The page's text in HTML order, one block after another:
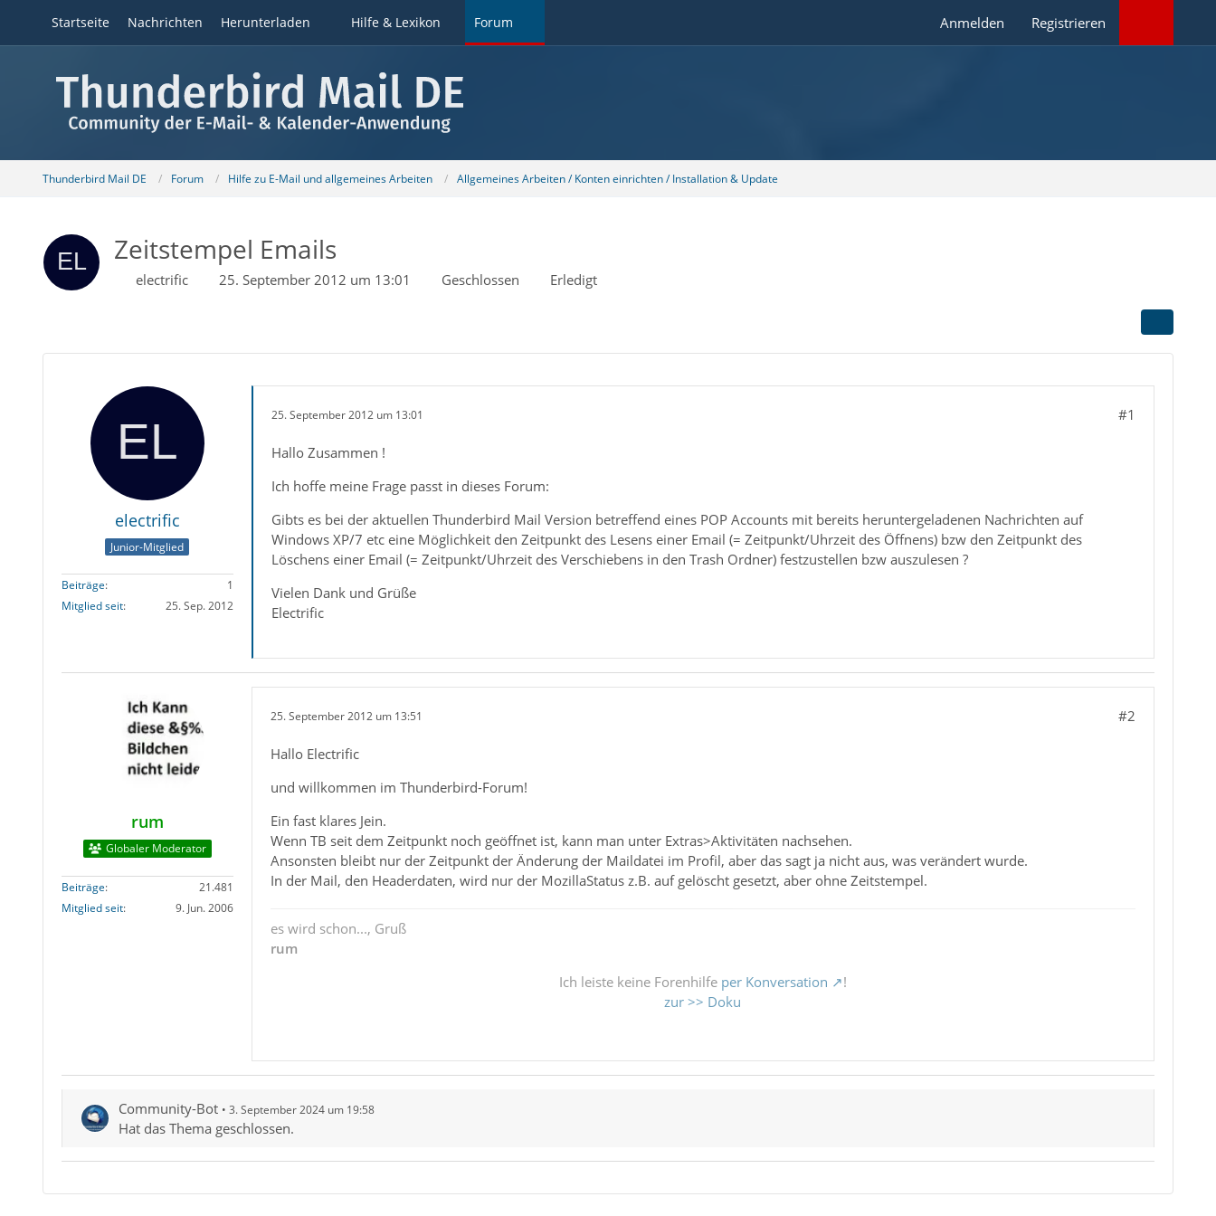
Startseite Nachrichten Herunterladen Hilfe & Lexikon Forum Anmelden Registrieren
Thunderbird Mail DE Forum Hilfe zu E-Mail und allgemeines Arbeiten Allgemeines Arbeiten / Konten einrichten / Installation & Update
Zeitstempel Emails
electrific 25. September 2012 um 13:01 Geschlossen Erledigt
electrific
Junior-Mitglied
Beiträge
1
Mitglied seit
25. Sep. 2012
25. September 2012 um 13:01 #1
Hallo Zusammen !
Ich hoffe meine Frage passt in dieses Forum:
Gibts es bei der aktuellen Thunderbird Mail Version betreffend eines POP Accounts mit bereits heruntergeladenen Nachrichten auf
Windows XP/7 etc eine Möglichkeit den Zeitpunkt des Lesens einer Email (= Zeitpunkt/Uhrzeit des Öffnens) bzw den Zeitpunkt des
Löschens einer Email (= Zeitpunkt/Uhrzeit des Verschiebens in den Trash Ordner) festzustellen bzw auszulesen ?
Vielen Dank und Grüße
Electrific
rum
Globaler Moderator
Beiträge
21.481
Mitglied seit
9. Jun. 2006
25. September 2012 um 13:51 #2
Hallo Electrific
und willkommen im Thunderbird-Forum!
Ein fast klares Jein.
Wenn TB seit dem Zeitpunkt noch geöffnet ist, kann man unter Extras>Aktivitäten nachsehen.
Ansonsten bleibt nur der Zeitpunkt der Änderung der Maildatei im Profil, aber das sagt ja nicht aus, was verändert wurde.
In der Mail, den Headerdaten, wird nur der MozillaStatus z.B. auf gelöscht gesetzt, aber ohne Zeitstempel.
es wird schon..., Gruß
rum
Ich leiste keine Forenhilfe per Konversation
!
zur >> Doku
Community-Bot 3. September 2024 um 19:58
Hat das Thema geschlossen.